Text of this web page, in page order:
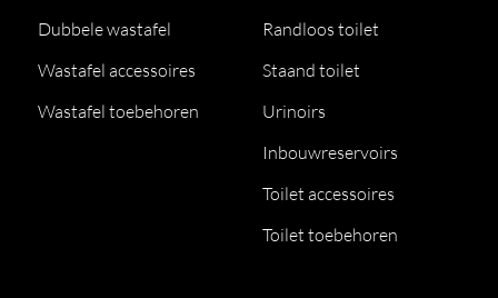
Dubbele wastafel
Wastafel accessoires
Wastafel toebehoren
Randloos toilet
Staand toilet
Urinoirs
Inbouwreservoirs
Toilet accessoires
Toilet toebehoren